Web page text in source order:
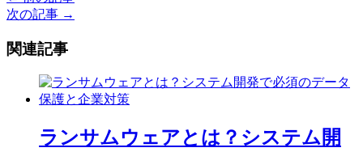
稿
ナ
次の記事 →
関連記事
ランサムウェアとは？システム開